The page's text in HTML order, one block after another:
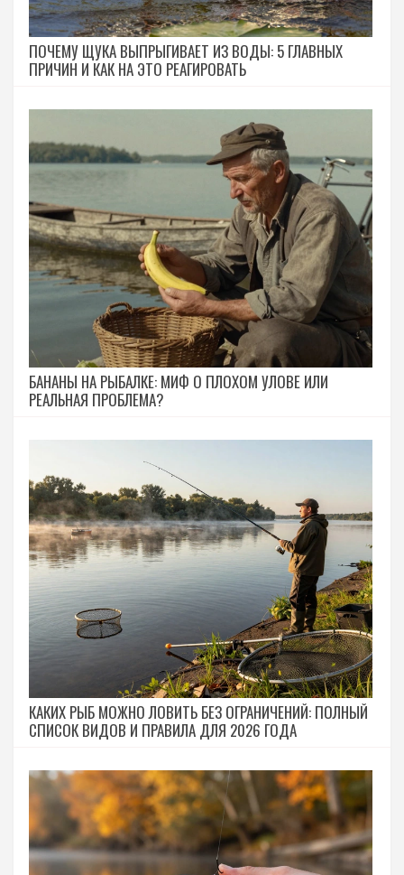
ПОЧЕМУ ЩУКА ВЫПРЫГИВАЕТ ИЗ ВОДЫ: 5 ГЛАВНЫХ
ПРИЧИН И КАК НА ЭТО РЕАГИРОВАТЬ
БАНАНЫ НА РЫБАЛКЕ: МИФ О ПЛОХОМ УЛОВЕ ИЛИ
РЕАЛЬНАЯ ПРОБЛЕМА?
КАКИХ РЫБ МОЖНО ЛОВИТЬ БЕЗ ОГРАНИЧЕНИЙ: ПОЛНЫЙ
СПИСОК ВИДОВ И ПРАВИЛА ДЛЯ 2026 ГОДА